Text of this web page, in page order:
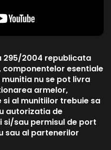
295/2004 republicata
esentiale
nu se pot livra
armelor,
al munitiilor trebuie sa
autorizatia de
si/sau permisul de port
sau al partenerilor